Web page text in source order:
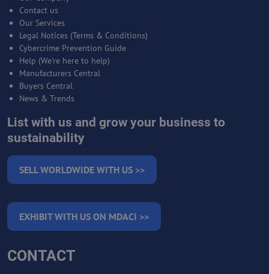
Contact us
Our Services
Legal Notices (Terms & Conditions)
Cybercrime Prevention Guide
Help (We're here to help)
Manufacturers Central
Buyers Central
News & Trends
List with us and grow your business to
sustainability
SELL WORLDWIDE WITH US >>
EXHIBIT WITH US ON MDACI >>
CONTACT